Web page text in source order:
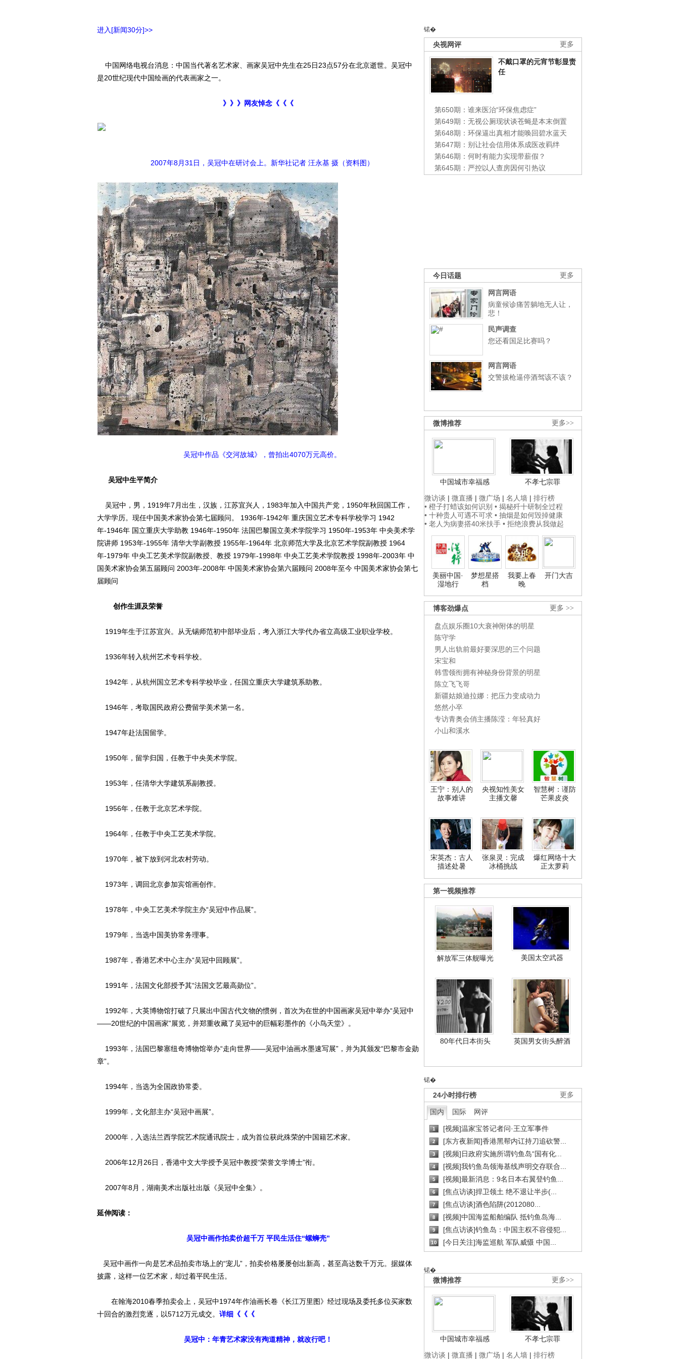
锘�
更多
央视网评
不戴口罩的元宵节彰显责
任
第650期：谁来医治“环保焦虑症”
第649期：无视公厕现状谈苍蝇是本末倒置
第648期：环保逼出真相才能唤回碧水蓝天
第647期：别让社会信用体系成医改羁绊
第646期：何时有能力实现带薪假？
第645期：严控以人查房因何引热议
更多
今日话题
网言网语
病童候诊痛苦躺地无人让，
悲！
民声调查
您还看国足比赛吗？
网言网语
交警拔枪逼停酒驾该不该？
更多>>
微博推荐
中国城市幸福感
不孝七宗罪
微访谈 | 微直播 | 微广场 | 名人墙 | 排行榜
• 橙子打蜡该如何识别 • 揭秘歼十研制全过程
• 十种贵人可遇不可求 • 抽烟是如何毁掉健康
• 老人为病妻搭40米扶手 • 拒绝浪费从我做起
美丽中国·
湿地行
梦想星搭
档
我要上春
晚
开门大吉
更多 >>
博客劲爆点
盘点娱乐圈10大衰神附体的明星
陈守学
男人出轨前最好要深思的三个问题
宋宝和
韩雪领衔拥有神秘身份背景的明星
陈立飞飞哥
新疆姑娘迪拉娜：把压力变成动力
悠然小卒
专访青奥会俏主播陈滢：年轻真好
小山和溪水
王宁：别人的
故事难讲
央视知性美女
主播文馨
智慧树：谨防
芒果皮炎
宋英杰：古人
描述处暑
张泉灵：完成
冰桶挑战
爆红网络十大
正太萝莉
第一视频推荐
解放军三体舰曝光 美国太空武器
80年代日本街头 英国男女街头醉酒
锘�
更多
24小时排行榜
国内 国际 网评
1 [视频]温家宝答记者问·王立军事件
2 [东方夜新闻]香港黑帮内讧持刀追砍警...
3 [视频]日政府实施所谓钓鱼岛“国有化...
4 [视频]我钓鱼岛领海基线声明交存联合...
5 [视频]最新消息：9名日本右翼登钓鱼...
6 [焦点访谈]捍卫领土 绝不退让半步(...
7 [焦点访谈]酒色陷阱(2012080...
8 [视频]中国海监船舶编队 抵钓鱼岛海...
9 [焦点访谈]钓鱼岛：中国主权不容侵犯...
10 [今日关注]海监巡航 军队威慑 中国...
锘�
更多>>
微博推荐
中国城市幸福感
不孝七宗罪
微访谈 | 微直播 | 微广场 | 名人墙 | 排行榜
进入[新闻30分]>>
中国网络电视台消息：中国当代著名艺术家、画家吴冠中先生在25日23点57分在北京逝世。吴冠中
是20世纪现代中国绘画的代表画家之一。
》》》网友悼念《《《
2007年8月31日，吴冠中在研讨会上。新华社记者 汪永基 摄（资料图）
吴冠中作品《交河故城》，曾拍出4070万元高价。
吴冠中生平简介
吴冠中，男，1919年7月出生，汉族，江苏宜兴人，1983年加入中国共产党，1950年秋回国工作，
大学学历。现任中国美术家协会第七届顾问。 1936年-1942年 重庆国立艺术专科学校学习 1942
年-1946年 国立重庆大学助教 1946年-1950年 法国巴黎国立美术学院学习 1950年-1953年 中央美术学
院讲师 1953年-1955年 清华大学副教授 1955年-1964年 北京师范大学及北京艺术学院副教授 1964
年-1979年 中央工艺美术学院副教授、教授 1979年-1998年 中央工艺美术学院教授 1998年-2003年 中
国美术家协会第五届顾问 2003年-2008年 中国美术家协会第六届顾问 2008年至今 中国美术家协会第七
届顾问
创作生涯及荣誉
1919年生于江苏宜兴。从无锡师范初中部毕业后，考入浙江大学代办省立高级工业职业学校。
1936年转入杭州艺术专科学校。
1942年，从杭州国立艺术专科学校毕业，任国立重庆大学建筑系助教。
1946年，考取国民政府公费留学美术第一名。
1947年赴法国留学。
1950年，留学归国，任教于中央美术学院。
1953年，任清华大学建筑系副教授。
1956年，任教于北京艺术学院。
1964年，任教于中央工艺美术学院。
1970年，被下放到河北农村劳动。
1973年，调回北京参加宾馆画创作。
1978年，中央工艺美术学院主办“吴冠中作品展”。
1979年，当选中国美协常务理事。
1987年，香港艺术中心主办“吴冠中回顾展”。
1991年，法国文化部授予其“法国文艺最高勋位”。
1992年，大英博物馆打破了只展出中国古代文物的惯例，首次为在世的中国画家吴冠中举办“吴冠中
——20世纪的中国画家”展览，并郑重收藏了吴冠中的巨幅彩墨作的《小鸟天堂》。
1993年，法国巴黎塞纽奇博物馆举办“走向世界——吴冠中油画水墨速写展”，并为其颁发“巴黎市金勋
章”。
1994年，当选为全国政协常委。
1999年，文化部主办“吴冠中画展”。
2000年，入选法兰西学院艺术院通讯院士，成为首位获此殊荣的中国籍艺术家。
2006年12月26日，香港中文大学授予吴冠中教授“荣誉文学博士”衔。
2007年8月，湖南美术出版社出版《吴冠中全集》。
延伸阅读：
吴冠中画作拍卖价超千万 平民生活住“螺蛳壳”
吴冠中画作一向是艺术品拍卖市场上的“宠儿”，拍卖价格屡屡创出新高，甚至高达数千万元。据媒体
披露，这样一位艺术家，却过着平民生活。
在翰海2010春季拍卖会上，吴冠中1974年作油画长卷《长江万里图》经过现场及委托多位买家数
十回合的激烈竞逐，以5712万元成交。 详细《《《
吴冠中：年青艺术家没有殉道精神，就改行吧！